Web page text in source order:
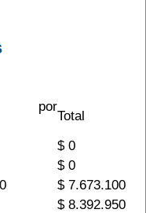
por
Total
$ 0
$ 0
$ 7.673.100
$ 8.392.950